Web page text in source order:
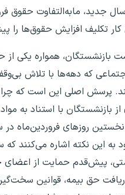
جدید، مابه‌التفاوت حقوق
کار تکلیف افزایش حقوق‌ها
بازنشستگان، همواره
که دهه‌ها با تلاش
پرسش اصلی این است که
روزهای فروردین‌ماه
این نکته اشاره می‌کنند که
پیش‌قدم حمایت از
حق بیمه، قوانین